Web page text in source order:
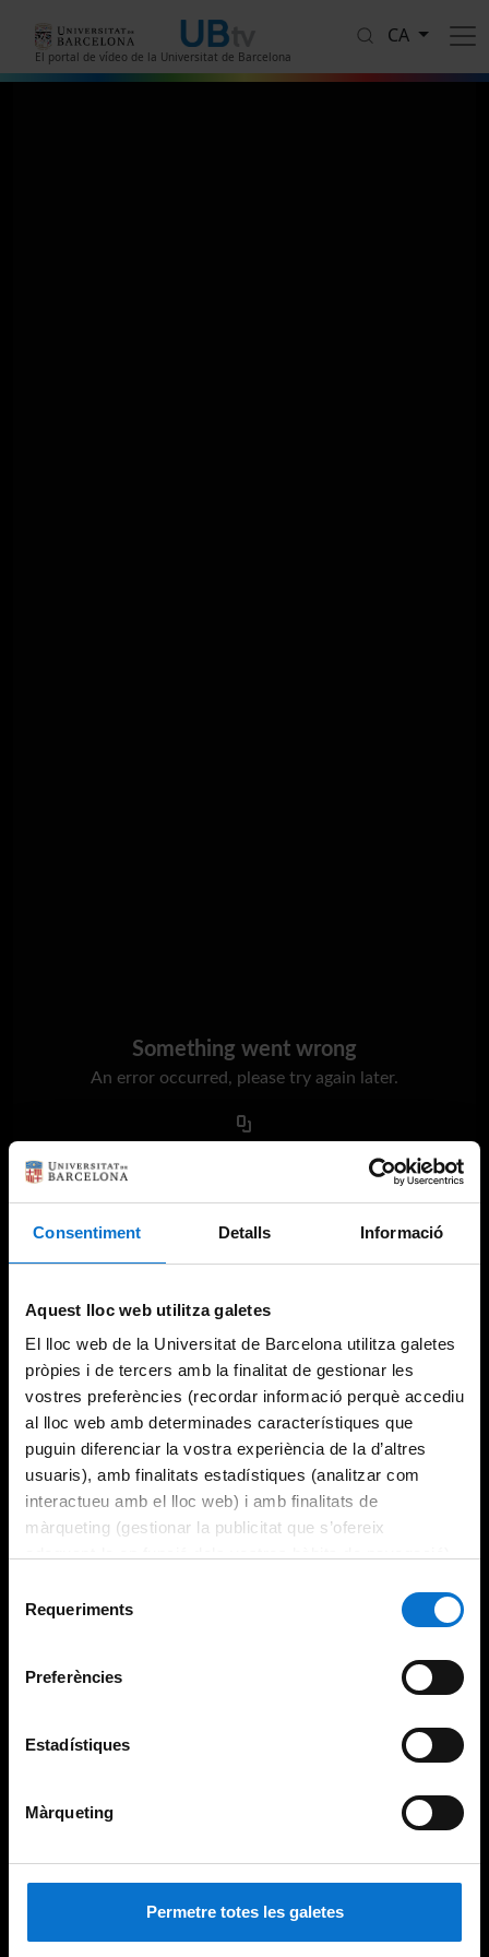
Consentiment Detalls Informació
Aquest lloc web utilitza galetes
El lloc web de la Universitat de Barcelona utilitza galetes
pròpies i de tercers amb la finalitat de gestionar les
vostres preferències (recordar informació perquè accediu
al lloc web amb determinades característiques que
puguin diferenciar la vostra experiència de la d’altres
usuaris), amb finalitats estadístiques (analitzar com
interactueu amb el lloc web) i amb finalitats de
màrqueting (gestionar la publicitat que s’ofereix
consultar laPolítica de galetes del lloc web de la
Requeriments
Preferències
Estadístiques
Màrqueting
Permetre totes les galetes
El portal de vídeo de la Universitat de Barcelona
CA
Something went wrong
An error occurred, please try again later.